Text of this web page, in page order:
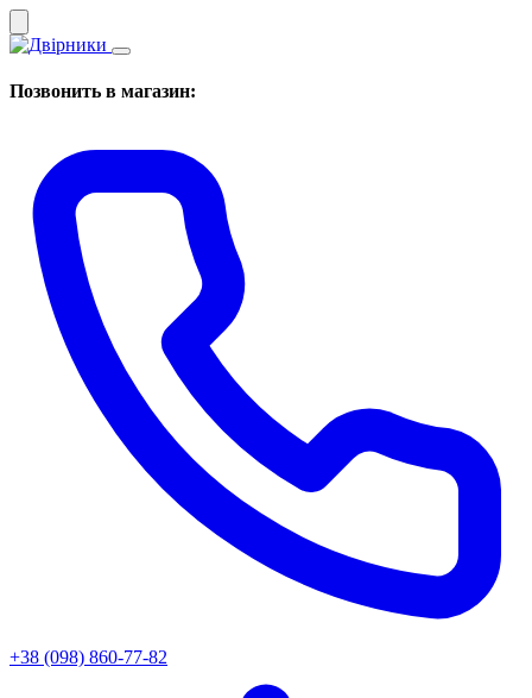
Позвонить в магазин:
+38 (098) 860-77-82